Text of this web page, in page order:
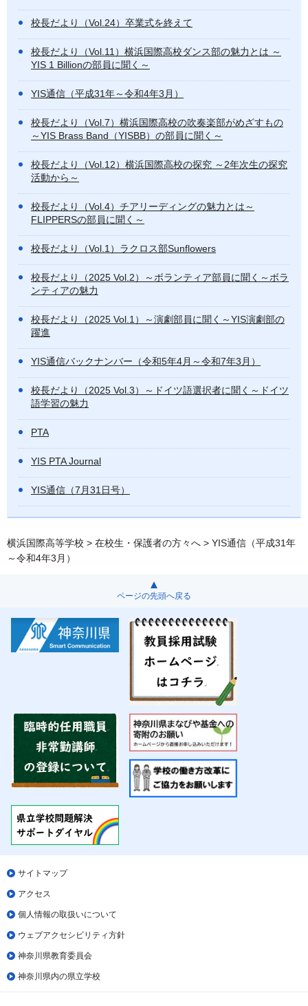
校長だより（Vol.24）卒業式を終えて
校長だより（Vol.11）横浜国際高校ダンス部の魅力とは ～
YIS 1 Billionの部員に聞く～
YIS通信（平成31年～令和4年3月）
校長だより（Vol.7）横浜国際高校の吹奏楽部がめざすもの
～YIS Brass Band（YISBB）の部員に聞く～
校長だより（Vol.12）横浜国際高校の探究 ～2年次生の探究
活動から～
校長だより（Vol.4）チアリーディングの魅力とは～
FLIPPERSの部員に聞く～
校長だより（Vol.1）ラクロス部Sunflowers
校長だより（2025 Vol.2）～ボランティア部員に聞く～ボラ
ンティアの魅力
校長だより（2025 Vol.1）～演劇部員に聞く～YIS演劇部の
躍進
YIS通信バックナンバー（令和5年4月～令和7年3月）
校長だより（2025 Vol.3）～ドイツ語選択者に聞く～ドイツ
語学習の魅力
PTA
YIS PTA Journal
YIS通信（7月31日号）
横浜国際高等学校 > 在校生・保護者の方々へ > YIS通信（平成31年
～令和4年3月）
ページの先頭へ戻る
サイトマップ
アクセス
個人情報の取扱いについて
ウェブアクセシビリティ方針
神奈川県教育委員会
神奈川県内の県立学校